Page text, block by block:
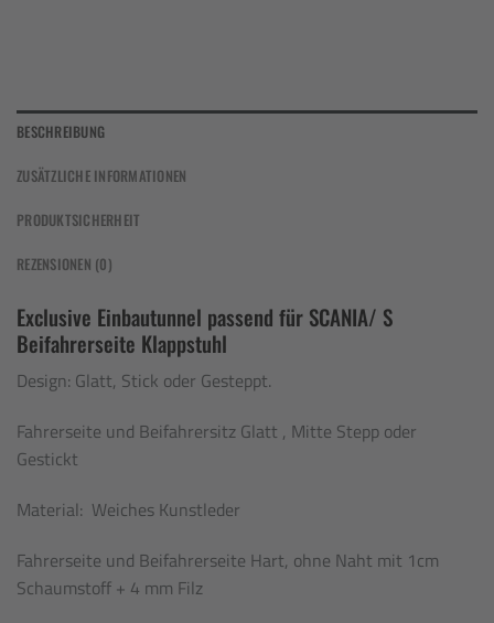
BESCHREIBUNG
ZUSÄTZLICHE INFORMATIONEN
PRODUKTSICHERHEIT
REZENSIONEN (0)
Exclusive Einbautunnel passend für SCANIA/ S
Beifahrerseite Klappstuhl
Design: Glatt, Stick oder Gesteppt.
Fahrerseite und Beifahrersitz Glatt , Mitte Stepp oder
Gestickt
Material: Weiches Kunstleder
Fahrerseite und Beifahrerseite Hart, ohne Naht mit 1cm
Schaumstoff + 4 mm Filz